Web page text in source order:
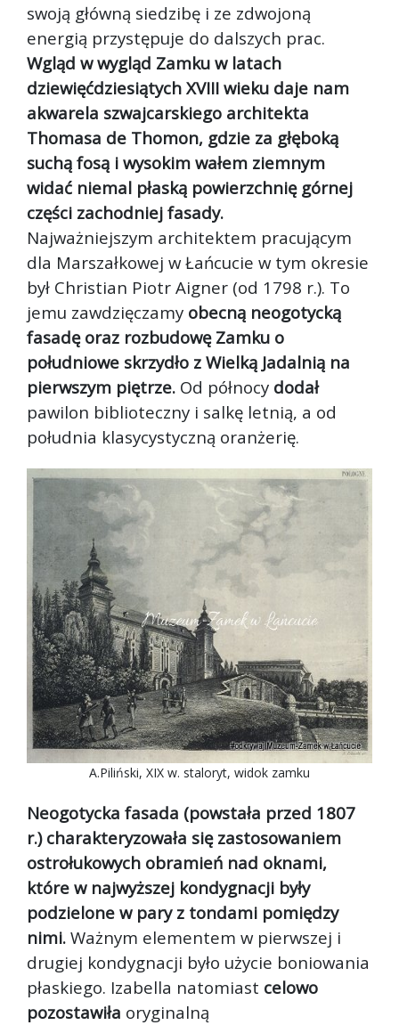
swoją główną siedzibę i ze zdwojoną
energią przystępuje do dalszych prac.
Wgląd w wygląd Zamku w latach
dziewięćdziesiątych XVIII wieku daje nam
akwarela szwajcarskiego architekta
Thomasa de Thomon, gdzie za głęboką
suchą fosą i wysokim wałem ziemnym
widać niemal płaską powierzchnię górnej
części zachodniej fasady.
Najważniejszym architektem pracującym
dla Marszałkowej w Łańcucie w tym okresie
był Christian Piotr Aigner (od 1798 r.). To
jemu zawdzięczamy obecną neogotycką
fasadę oraz rozbudowę Zamku o
południowe skrzydło z Wielką Jadalnią na
pierwszym piętrze. Od północy dodał
pawilon biblioteczny i salkę letnią, a od
południa klasycystyczną oranżerię.
A.Piliński, XIX w. staloryt, widok zamku
Neogotycka fasada (powstała przed 1807
r.) charakteryzowała się zastosowaniem
ostrołukowych obramień nad oknami,
które w najwyższej kondygnacji były
podzielone w pary z tondami pomiędzy
nimi. Ważnym elementem w pierwszej i
drugiej kondygnacji było użycie boniowania
płaskiego. Izabella natomiast celowo
pozostawiła oryginalną